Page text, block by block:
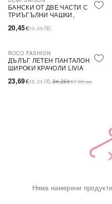
БАНСКИ ОТ ДВЕ ЧАСТИ С
ТРИЪГЪЛНИ ЧАШКИ,
20,45€39,99 ЛВ.
-31%
ROCO FASHION
ДЪЛЪГ ЛЕТЕН ПАНТАЛОН С
ШИРОКИ КРАЧОЛИ LIVIA
23,69€46,34 ЛВ.34,26€67,00лв.
Няма намерени